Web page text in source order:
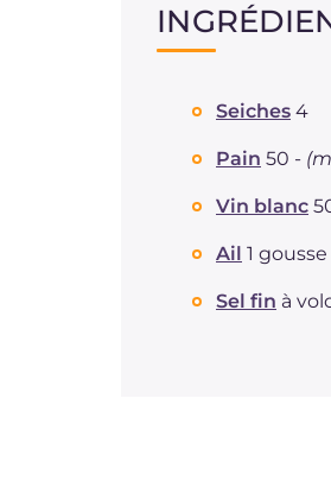
Seiches 4
Pain 50 -
Vin blanc
Ail 1 gousse
Sel fin à